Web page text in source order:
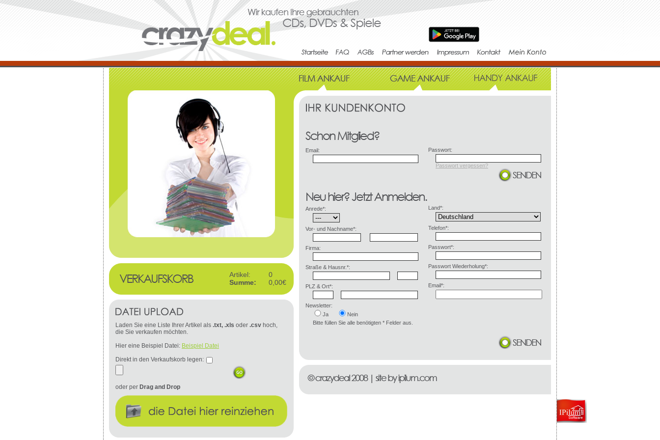
Email: Passwort:
Passwort vergessen?
Anrede*:
Vor- und Nachname*:
Firma:
Straße & Hausnr.*:
PLZ & Ort*:
Land*:
Telefon*:
Passwort*:
Passwort Wiederholung*:
Email*:
Newsletter:
Ja
Nein
Bitte füllen Sie alle benötigten * Felder aus.
Artikel:
0
Summe:
0,00€
Laden Sie eine Liste Ihrer Artikel als .txt, .xls oder .csv hoch,
die Sie verkaufen möchten.
Hier eine Beispiel Datei: Beispiel Datei
Direkt in den Verkaufskorb legen:
oder per Drag and Drop